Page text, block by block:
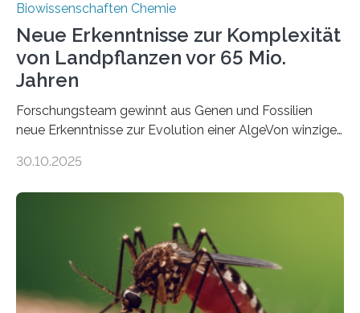
Biowissenschaften Chemie
Neue Erkenntnisse zur Komplexität
von Landpflanzen vor 65 Mio.
Jahren
Forschungsteam gewinnt aus Genen und Fossilien
neue Erkenntnisse zur Evolution einer AlgeVon winzigen
Landpflanzen zählen zu den komplexesten
Grünalgen, die vor Hunderten von Millionen Jahren
lebten. Unter den Vorfahren sticht eine Gruppe heraus,
die noch heute in der Natur vorkommt: die
Süßwasseralge Coleochaetophyceae. Einige Arten
dieser Gruppe bilden aus Zellfäden dichte Geflechte
30.10.2025